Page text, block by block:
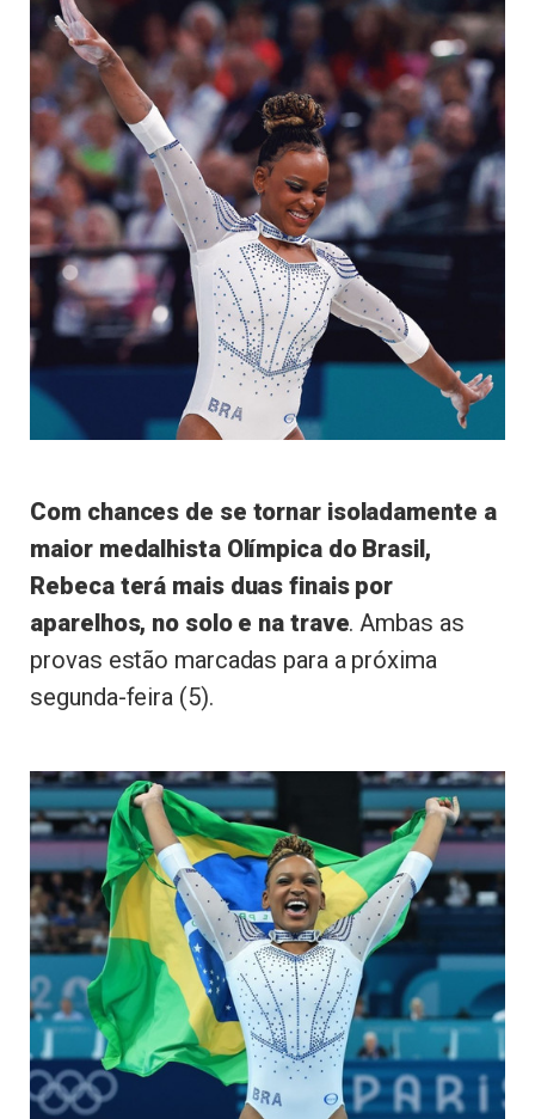
Com chances de se tornar isoladamente a
maior medalhista Olímpica do Brasil,
Rebeca terá mais duas finais por
aparelhos, no solo e na trave. Ambas as
provas estão marcadas para a próxima
segunda-feira (5).